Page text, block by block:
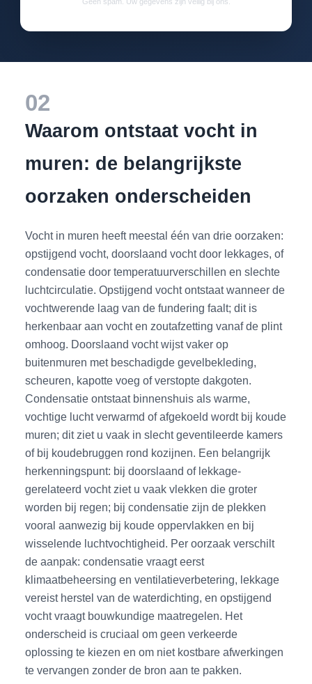
02
Waarom ontstaat vocht in
muren: de belangrijkste
oorzaken onderscheiden
Vocht in muren heeft meestal één van drie oorzaken:
opstijgend vocht, doorslaand vocht door lekkages, of
condensatie door temperatuurverschillen en slechte
luchtcirculatie. Opstijgend vocht ontstaat wanneer de
vochtwerende laag van de fundering faalt; dit is
herkenbaar aan vocht en zoutafzetting vanaf de plint
omhoog. Doorslaand vocht wijst vaker op
buitenmuren met beschadigde gevelbekleding,
scheuren, kapotte voeg of verstopte dakgoten.
Condensatie ontstaat binnenshuis als warme,
vochtige lucht verwarmd of afgekoeld wordt bij koude
muren; dit ziet u vaak in slecht geventileerde kamers
of bij koudebruggen rond kozijnen. Een belangrijk
herkenningspunt: bij doorslaand of lekkage-
gerelateerd vocht ziet u vaak vlekken die groter
worden bij regen; bij condensatie zijn de plekken
vooral aanwezig bij koude oppervlakken en bij
wisselende luchtvochtigheid. Per oorzaak verschilt
de aanpak: condensatie vraagt eerst
klimaatbeheersing en ventilatieverbetering, lekkage
vereist herstel van de waterdichting, en opstijgend
vocht vraagt bouwkundige maatregelen. Het
onderscheid is cruciaal om geen verkeerde
oplossing te kiezen en om niet kostbare afwerkingen
te vervangen zonder de bron aan te pakken.